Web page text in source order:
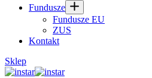
Fundusze
Fundusze EU
ZUS
Kontakt
Sklep